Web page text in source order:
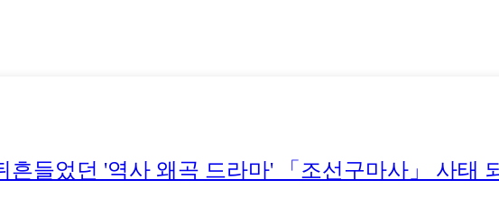
흔들었던 '역사 왜곡 드라마' 「조선구마사」 사태